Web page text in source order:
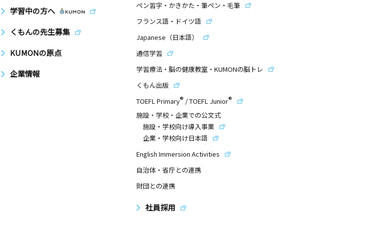
学習中の方へ
くもんの先生募集
KUMONの原点
企業情報
ペン習字・かきかた・筆ペン・毛筆
フランス語・ドイツ語
Japanese（日本語）
通信学習
学習療法・脳の健康教室・KUMONの脳トレ
くもん出版
TOEFL Primary® /TOEFL Junior®
施設・学校・企業での公文式
施設・学校向け導入事業
企業・学校向け日本語
English Immersion Activities
自治体・省庁との連携
財団との連携
社員採用